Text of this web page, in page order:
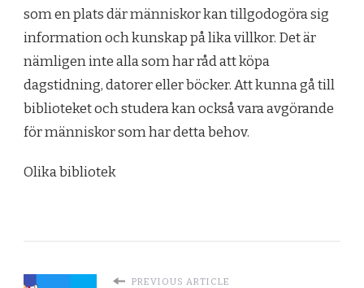
som en plats där människor kan tillgodogöra sig
information och kunskap på lika villkor. Det är
nämligen inte alla som har råd att köpa
dagstidning, datorer eller böcker. Att kunna gå till
biblioteket och studera kan också vara avgörande
för människor som har detta behov.
Olika bibliotek
PREVIOUS ARTICLE